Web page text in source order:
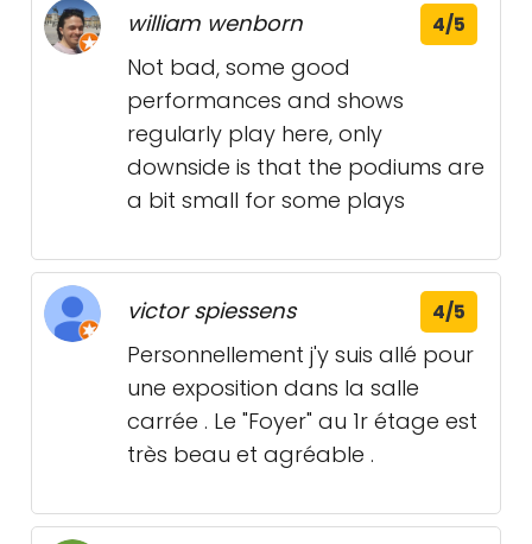
william wenborn 4/5
Not bad, some good
performances and shows
regularly play here, only
downside is that the podiums are
a bit small for some plays
victor spiessens 4/5
Personnellement j'y suis allé pour
une exposition dans la salle
carrée . Le "Foyer" au 1r étage est
très beau et agréable .